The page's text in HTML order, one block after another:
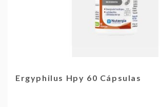
Ergyphilus Hpy 60 Cápsulas